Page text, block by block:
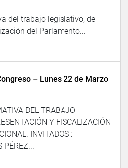
del trabajo legislativo, de
del Parlamento...
– Lunes 22 de Marzo
DEL TRABAJO
Y FISCALIZACIÓN
INVITADOS :
PÉREZ...